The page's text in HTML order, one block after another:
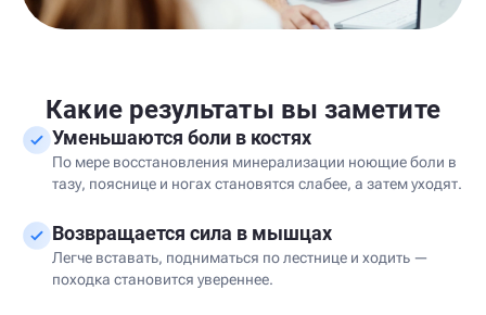
Какие результаты вы заметите
Уменьшаются боли в костях
По мере восстановления минерализации ноющие боли в
тазу, пояснице и ногах становятся слабее, а затем уходят.
Возвращается сила в мышцах
Легче вставать, подниматься по лестнице и ходить —
походка становится увереннее.